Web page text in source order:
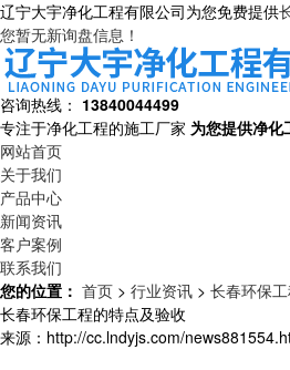
辽宁大宇净化工程有限公司为您免费提供
您暂无新询盘信息！
咨询热线： 13840044499
专注于净化工程的施工厂家 为您提供净化
网站首页
关于我们
产品中心
新闻资讯
客户案例
联系我们
您的位置： 首页 > 行业资讯 > 长春环保
长春环保工程的特点及验收
来源：http://cc.lndyjs.com/